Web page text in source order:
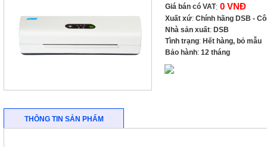
Giá bán có VAT: 0 VNĐ
Xuất xứ: Chính hãng DSB -
Nhà sản xuất: DSB
Tình trạng: Hết hàng, bỏ mẫu
Bảo hành: 12 tháng
THÔNG TIN SẢN PHẨM